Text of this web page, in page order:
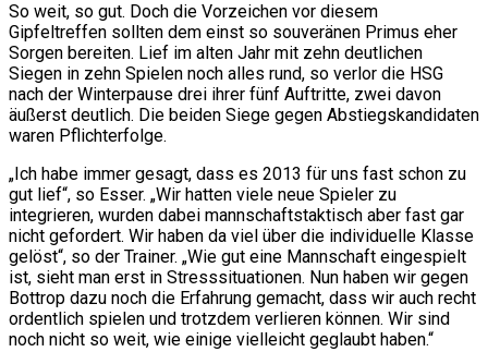
So weit, so gut. Doch die Vorzeichen vor diesem
Gipfeltreffen sollten dem einst so souveränen Primus eher
Sorgen bereiten. Lief im alten Jahr mit zehn deutlichen
Siegen in zehn Spielen noch alles rund, so verlor die HSG
nach der Winterpause drei ihrer fünf Auftritte, zwei davon
äußerst deutlich. Die beiden Siege gegen Abstiegskandidaten
waren Pflichterfolge.
„Ich habe immer gesagt, dass es 2013 für uns fast schon zu
gut lief“, so Esser. „Wir hatten viele neue Spieler zu
integrieren, wurden dabei mannschaftstaktisch aber fast gar
nicht gefordert. Wir haben da viel über die individuelle Klasse
gelöst“, so der Trainer. „Wie gut eine Mannschaft eingespielt
ist, sieht man erst in Stresssituationen. Nun haben wir gegen
Bottrop dazu noch die Erfahrung gemacht, dass wir auch recht
ordentlich spielen und trotzdem verlieren können. Wir sind
noch nicht so weit, wie einige vielleicht geglaubt haben.“